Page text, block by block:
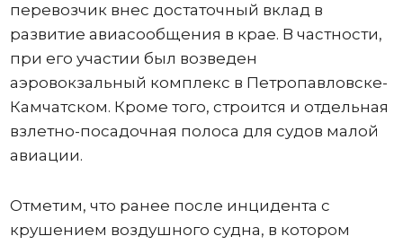
перевозчик внес достаточный вклад в
развитие авиасообщения в крае. В частности,
при его участии был возведен
аэровокзальный комплекс в Петропавловске-
Камчатском. Кроме того, строится и отдельная
взлетно-посадочная полоса для судов малой
авиации.
Отметим, что ранее после инцидента с
крушением воздушного судна, в котором